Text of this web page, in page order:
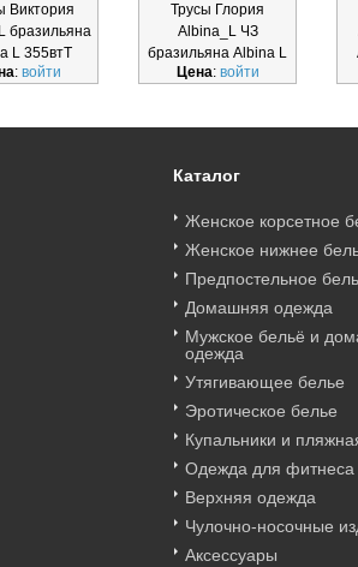
Виктория
бразильяна
L 355втТ
: войти
Трусы Глория
Albina_L ЧЗ
бразильяна Albina L
330глТчз
Цена: войти
Каталог
Женское корсетное
Женское нижнее
Предпостельное
Домашняя одежда
Мужское бельё и
одежда
Утягивающее белье
Эротическое белье
Купальники и
Одежда для фитнеса
Верхняя одежда
Чулочно-носочные
Аксессуары